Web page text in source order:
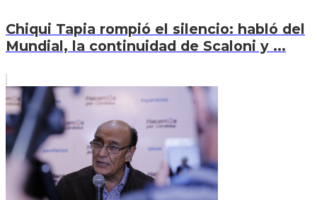
Chiqui Tapia rompió el silencio: habló del
Mundial, la continuidad de Scaloni y ...